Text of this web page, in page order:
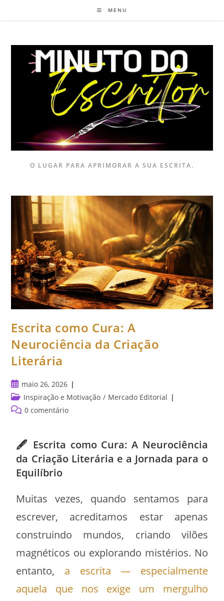
MENU
O LUGAR PARA APRIMORAR A SUA ESCRITA.
Escrita como Cura: A
Neurociência da Criação
Literária
maio 26, 2026
Inspiração e Motivação / Mercado Editorial
0 comentário
🖋️ Escrita como Cura: A Neurociência
da Criação Literária e a Jornada para o
Equilíbrio
Muitas vezes, quando sentamos para
escrever, acreditamos estar apenas
construindo mundos, criando vilões
magnéticos ou explorando mistérios. No
entanto, a escrita — especialmente
aquela que nos exige um mergulho